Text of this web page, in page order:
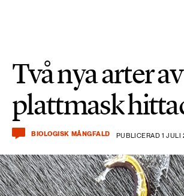
Två nya arter av
plattmask
BIOLOGISK MÅNGFALD PUBLICERAD 1 JULI